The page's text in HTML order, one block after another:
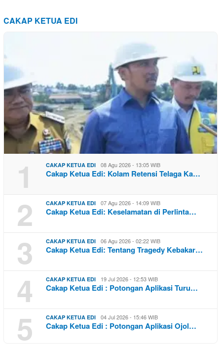
CAKAP KETUA EDI
1 CAKAP KETUA EDI 08 Agu 2026 - 13:05 WIB
Cakap Ketua Edi: Kolam Retensi Telaga Ka…
2 CAKAP KETUA EDI 07 Agu 2026 - 14:09 WIB
Cakap Ketua Edi: Keselamatan di Perlinta…
3 CAKAP KETUA EDI 06 Agu 2026 - 02:22 WIB
Cakap Ketua Edi: Tentang Tragedy Kebakar…
4 CAKAP KETUA EDI 19 Jul 2026 - 12:53 WIB
Cakap Ketua Edi : Potongan Aplikasi Turu…
5 CAKAP KETUA EDI 04 Jul 2026 - 15:46 WIB
Cakap Ketua Edi : Potongan Aplikasi Ojol…